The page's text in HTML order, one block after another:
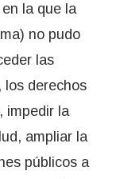
la que la
no pudo
las
los derechos
impedir la
ampliar la
públicos a